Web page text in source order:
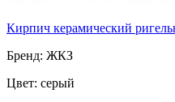
Кирпич керамический
Бренд: ЖКЗ
Цвет: серый